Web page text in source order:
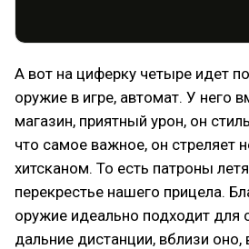
А вот на циферку четыре идет
оружие в игре, автомат. У него
магазин, приятный урон, он
что самое важное, он стреляет
хитсканом. То есть патроны
перекрестье нашего прицела.
оружие идеально подходит для
дальние дистанции, вблизи